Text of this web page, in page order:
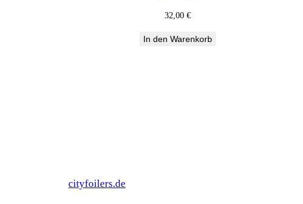
32,00€
In den Warenkorb
cityfoilers.de